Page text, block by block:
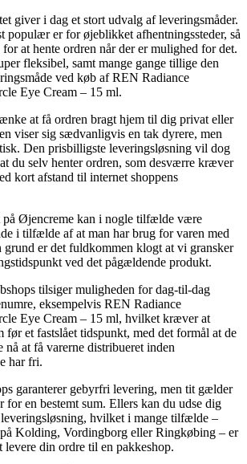
giver i dag et stort udvalg af leveringsmåder.
populær er for øjeblikket afhentningssteder, så
at hente ordren når der er mulighed for det.
fleksibel, samt mange gange tillige den
ved køb af REN Radiance
Eye Cream – 15 ml.
at få ordren bragt hjem til dig privat eller
viser sig sædvanligvis en tak dyrere, men
Den prisbilligste leveringsløsning vil dog
du selv henter ordren, som desværre kræver
kort afstand til internet shoppens
på Øjencreme kan i nogle tilfælde være
i tilfælde af at man har brug for varen med
grund er det fuldkommen klogt at vi gransker
ved det pågældende produkt.
tilsiger muligheden for dag-til-dag
eksempelvis REN Radiance
Eye Cream – 15 ml, hvilket kræver at
før et fastslået tidspunkt, med det formål at de
nå at få varerne distribueret inden
har fri.
garanterer gebyrfri levering, men tit gælder
for en bestemt sum. Ellers kan du udse dig
hvilket i mange tilfælde –
Kolding, Vordingborg eller Ringkøbing – er
levere din ordre til en pakkeshop.